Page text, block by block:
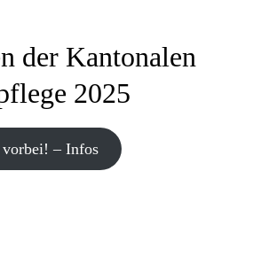
der Kantonalen
2025
– Infos